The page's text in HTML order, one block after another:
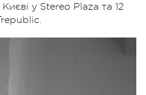
у Stereo Plaza та 12